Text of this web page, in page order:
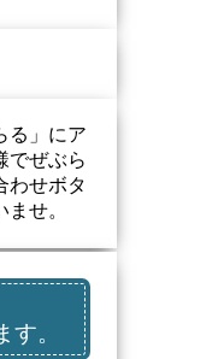
る」にア
でぜぶら
わせボタ
せ。
。